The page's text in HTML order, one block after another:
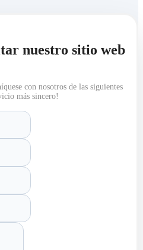
nuestro sitio web
con nosotros de las siguientes
más sincero!